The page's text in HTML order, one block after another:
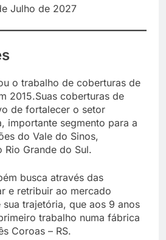
Julho de 2027
o trabalho de coberturas de
2015.Suas coberturas de
de fortalecer o setor
importante segmento para a
do Vale do Sinos,
Rio Grande do Sul.
busca através das
e retribuir ao mercado
trajetória, que aos 9 anos
trabalho numa fábrica
Coroas – RS.